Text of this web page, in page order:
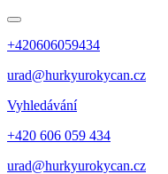
+420606059434
urad@hurkyurokycan.cz
Vyhledávání
+420 606 059 434
urad@hurkyurokycan.cz